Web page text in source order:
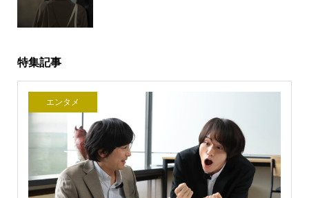
特集記事
エンタメ